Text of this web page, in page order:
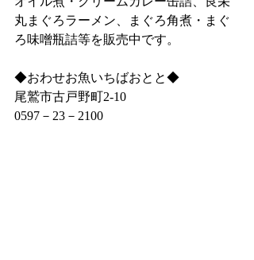
丸まぐろラーメン、まぐろ角煮・まぐ
ろ味噌瓶詰等を販売中です。
◆おわせお魚いちばおとと◆
尾鷲市古戸野町2‐10
0597－23－2100